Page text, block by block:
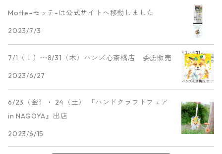
Motte-モッテ-は公式サイトへ移動しました
2023/7/3
7/1（土）〜8/31（木）ハンズ心斎橋店 委託販売
2023/6/27
6/23（金）・ 24（土） 『ハンドクラフトフェア
in NAGOYA』出店
2023/6/15